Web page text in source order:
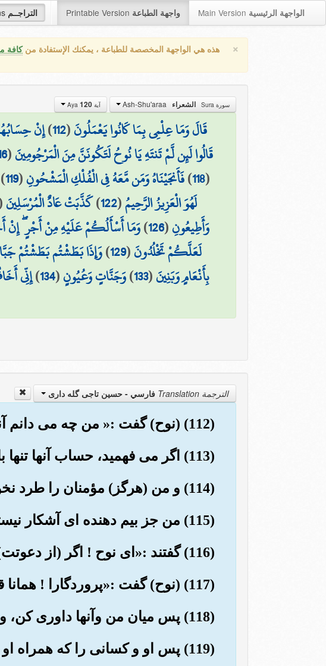
التراجــم Printable Version واجهة الطباعة Main Version الواجهة الرئيسية
× هذه هي الواجهة المخصصة للطباعة ، يمكنك الإستفادة منكافة
سورة Sura الشعراء آية Aya 120
قَالَ وَمَا عِلْمِي بِمَا كَانُوا يَعْمَلُونَ(
112
)إِنْ
قَالُوا لَئِن لَّمْ تَنتَهِ يَا نُوحُ لَتَكُونَنَّ مِنَ الْمَرْجُومِينَ(
(
118
)فَأَنجَيْنَاهُ وَمَن مَّعَهُ فِي الْفُلْكِ الْمَشْحُونِ(
119
)
لَهُوَ الْعَزِيزُ الرَّحِيمُ(
122
)كَذَّبَتْ عَادٌ الْمُرْسَلِينَ
وَأَطِيعُونِ(
126
)وَمَا أَسْأَلُكُمْ عَلَيْهِ مِنْ أَجْرٍ ۖ إِنْ
لَعَلَّكُمْ تَخْلُدُونَ(
129
)وَإِذَا بَطَشْتُم بَطَشْتُمْ
بِأَنْعَامٍ وَبَنِينَ(
133
)وَجَنَّاتٍ وَعُيُونٍ(
134
)إِنِّي
الترجمة Translation فارسي - حسین تاجی گله داری
(112) (نوح) گفت :« من چه می دانم آنها چه کارها کرده اند !
(113) اگر می فهمید، حساب آنها تنها با پروردگار من است.
(114) و من (هرگز) مؤمنان را طرد نخواهم کرد.
(115) من جز بیم دهنده ای آشکار نیستم».
(116) گفتند :«ای نوح ! اگر (از دعوتت) دست بر نداری، حتماً سنگسار خواهی شد».
(117) (نوح) گفت :«پروردگارا ! همانا قوم من، مرا تکذیب کردند.
(118) پس میان من وآنها داوری کن، و مرا و مؤمنانی را که با من هستند؛ نجات بده».
(119) پس او و کسانی را که همراه او بودند، در (آن) کشتی پر (و انباشته) نجات دادیم.